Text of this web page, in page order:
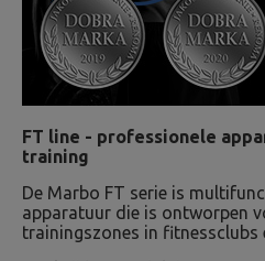
FT line - professionele
training
De Marbo FT serie is
apparatuur die is ontworpen
trainingszones in fitnessclubs